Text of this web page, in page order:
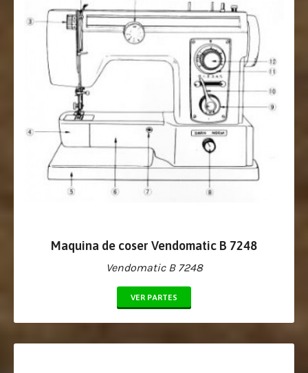
Maquina de coser Vendomatic B 7248
Vendomatic B 7248
VER PARTES